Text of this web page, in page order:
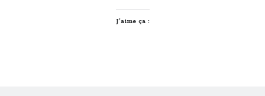
J’aime ça :